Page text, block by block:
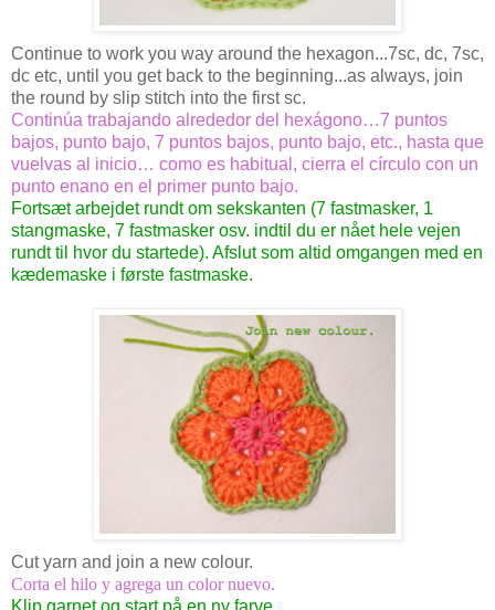
Continue to work you way around the hexagon...7sc, dc, 7sc,
dc etc, until you get back to the beginning...as always, join
the round by slip stitch into the first sc.
Continúa trabajando alrededor del hexágono…7 puntos
bajos, punto bajo, 7 puntos bajos, punto bajo, etc., hasta que
vuelvas al inicio… como es habitual, cierra el círculo con un
punto enano en el primer punto bajo.
Fortsæt arbejdet rundt om sekskanten (7 fastmasker, 1
stangmaske, 7 fastmasker osv. indtil du er nået hele vejen
rundt til hvor du startede). Afslut som altid omgangen med en
kædemaske i første fastmaske.
Cut yarn and join a new colour.
Corta el hilo y agrega un color nuevo.
Klip garnet og start på en ny farve.